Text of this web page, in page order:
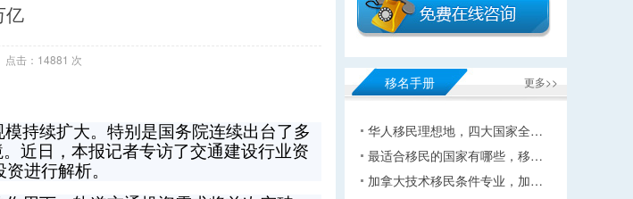
亿
击：14881 次
持续扩大。特别是国务院连续出台了多
近日，本报记者专访了交通建设行业资
进行解析。
更多>>
移名手册
华人移民理想地，四大国家全…
最适合移民的国家有哪些，移…
加拿大技术移民条件专业，加…